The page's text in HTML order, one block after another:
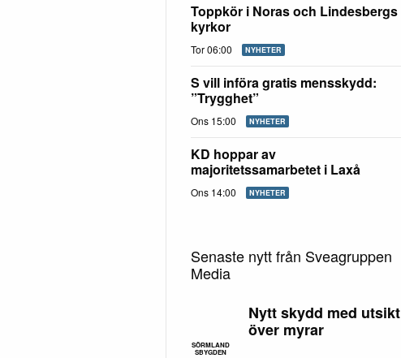
Toppkör i Noras och Lindesbergs
kyrkor
Tor 06:00 NYHETER
S vill införa gratis mensskydd:
”Trygghet”
Ons 15:00 NYHETER
KD hoppar av
majoritetssamarbetet i Laxå
Ons 14:00 NYHETER
Senaste nytt från Sveagruppen
Media
SÖRMLAND
SBYGDEN
Nytt skydd med utsikt
över myrar